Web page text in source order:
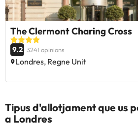
The Clermont Charing Cross
9.2 3241 opinions
Londres, Regne Unit
Tipus d'allotjament que us
a Londres